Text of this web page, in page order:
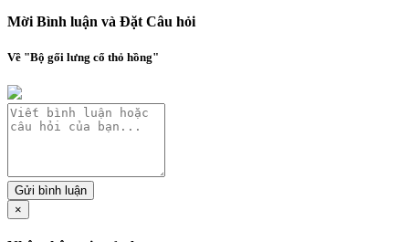
Mời Bình luận và Đặt Câu hỏi
Về "Bộ gối lưng cổ thỏ hồng"
Gửi bình luận
×